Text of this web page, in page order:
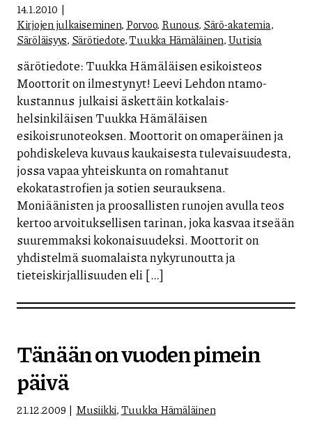
14.1.2010
Kirjojen julkaiseminen, Porvoo, Runous, Särö-akatemia,
Säröläisyys, Särötiedote,Tuukka Hämäläinen,Uutisia
särötiedote: Tuukka Hämäläisen esikoisteos
Moottorit on ilmestynyt! Leevi Lehdon ntamo-
kustannus julkaisi äskettäin kotkalais-
helsinkiläisen Tuukka Hämäläisen
esikoisrunoteoksen. Moottorit on omaperäinen ja
pohdiskeleva kuvaus kaukaisesta tulevaisuudesta,
jossa vapaa yhteiskunta on romahtanut
ekokatastrofien ja sotien seurauksena.
Moniäänisten ja proosallisten runojen avulla teos
kertoo arvoituksellisen tarinan, joka kasvaa itseään
suuremmaksi kokonaisuudeksi. Moottorit on
yhdistelmä suomalaista nykyrunoutta ja
tieteiskirjallisuuden eli […]
Tänään on vuoden pimein
päivä
21.12.2009 Musiikki,Tuukka Hämäläinen